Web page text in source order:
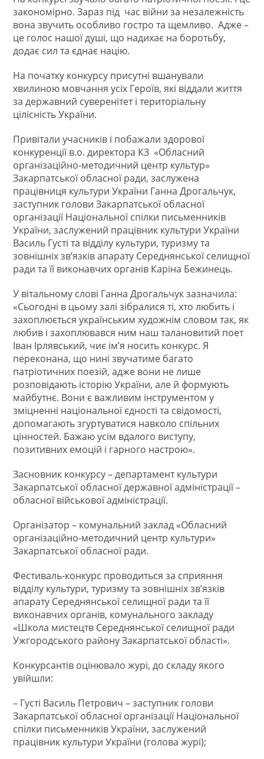
закономірно. Зараз під час війни за незалежність
вона звучить особливо гостро та щемливо. Адже –
це голос нашої душі, що надихає на боротьбу,
додає сил та єднає націю.
На початку конкурсу присутні вшанували
хвилиною мовчання усіх Героїв, які віддали життя
за державний суверенітет і територіальну
цілісність України.
Привітали учасників і побажали здорової
конкуренції в.о. директора КЗ «Обласний
організаційно-методичний центр культур»
Закарпатської обласної ради, заслужена
працівниця культури України Ганна Дрогальчук,
заступник голови Закарпатської обласної
організації Національної спілки письменників
України, заслужений працівник культури України
Василь Густі та відділу культури, туризму та
зовнішніх зв’язків апарату Середнянської селищної
ради та її виконавчих органів Каріна Бежинець.
У вітальному слові Ганна Дрогальчук зазначила:
«Сьогодні в цьому залі зібралися ті, хто любить і
захоплюється українським художнім словом так, як
любив і захоплювався ним наш талановитий поет
Іван Ірлявський, чиє ім’я носить конкурс. Я
переконана, що нині звучатиме багато
патріотичних поезій, адже вони не лише
розповідають історію України, але й формують
майбутнє. Вони є важливим інструментом у
зміцненні національної єдності та свідомості,
допомагають згуртуватися навколо спільних
цінностей. Бажаю усім вдалого виступу,
позитивних емоцій і гарного настрою».
Засновник конкурсу – департамент культури
Закарпатської обласної державної адміністрації –
обласної військової адміністрації.
Організатор – комунальний заклад «Обласний
організаційно-методичний центр культури»
Закарпатської обласної ради.
Фестиваль-конкурс проводиться за сприяння
відділу культури, туризму та зовнішніх зв’язків
апарату Середнянської селищної ради та її
виконавчих органів, комунального закладу
«Школа мистецтв Середнянської селищної ради
Ужгородського району Закарпатської області».
Конкурсантів оцінювало журі, до складу якого
увійшли:
– Густі Василь Петрович – заступник голови
Закарпатської обласної організації Національної
спілки письменників України, заслужений
працівник культури України (голова журі);